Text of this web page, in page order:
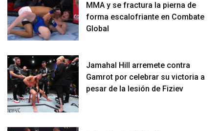
MMA y se fractura la pierna de
forma escalofriante en Combate
Global
Jamahal Hill arremete contra
Gamrot por celebrar su victoria a
pesar de la lesión de Fiziev